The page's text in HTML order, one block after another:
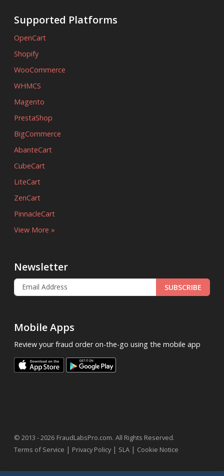
Supported Platforms
OpenCart
Shopify
WooCommerce
WHMCS
Magento
PrestaShop
BigCommerce
AbanteCart
CubeCart
LiteCart
ZenCart
PinnacleCart
View More »
Newsletter
SUBSCRIBE
Mobile Apps
Review your fraud order on-the-go using the mobile app
© 2013 - 2026 FraudLabsPro.com. All Rights Reserved.
Terms of Service | Privacy Policy| SLA | Cookie Notice